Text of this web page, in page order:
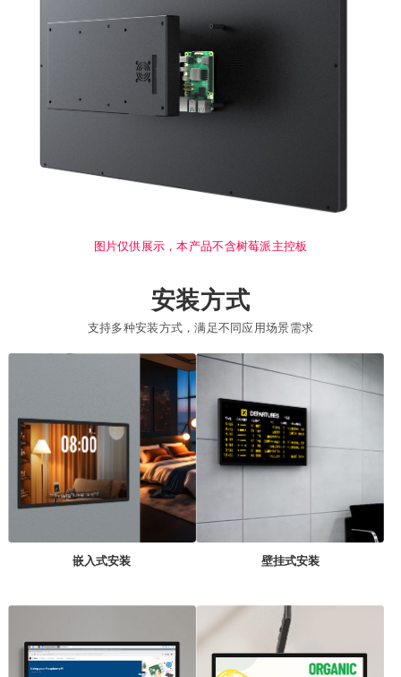
图片仅供展示，本产品不含树莓派主控板
安装方式
支持多种安装方式，满足不同应用场景需求
嵌入式安装 壁挂式安装